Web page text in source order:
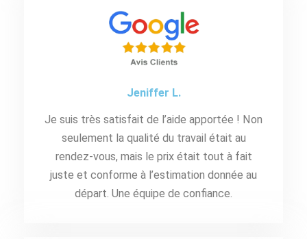
Jeniffer L.
Je suis très satisfait de l’aide apportée ! Non
seulement la qualité du travail était au
rendez-vous, mais le prix était tout à fait
juste et conforme à l’estimation donnée au
départ. Une équipe de confiance.